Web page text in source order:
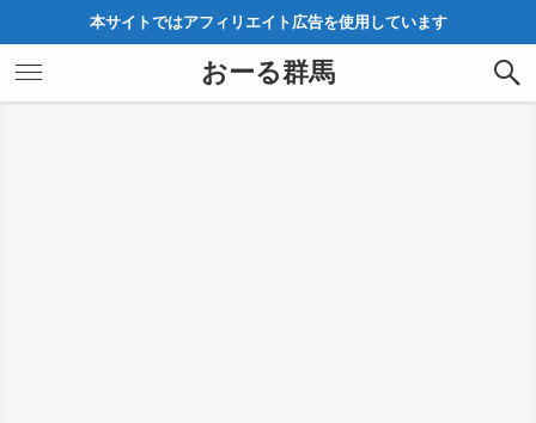
本サイトではアフィリエイト広告を使用しています
おーる群馬